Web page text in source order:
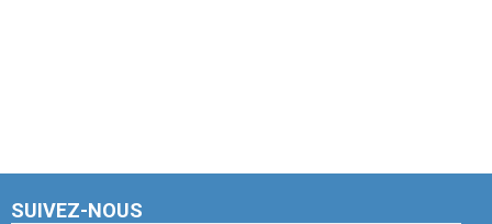
SUIVEZ-NOUS